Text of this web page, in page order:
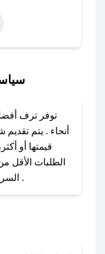
الأضحى،
اليوم
باستخدام
معنا عبر تويتر
لا تقلق!
توفر ترف
أنحاء . يتم
قيمتها أو
الطلبات الأقل
السريع، يرجى تقديم طلبك قبل الساعة .